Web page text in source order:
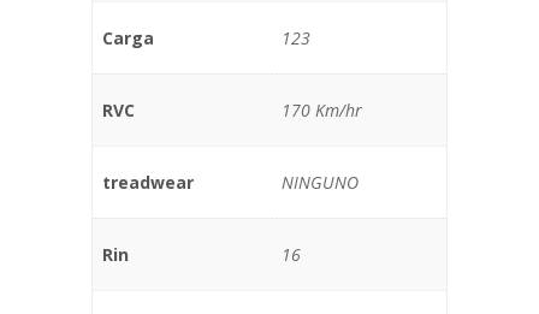
Carga 123
RVC 170 Km/hr
treadwear NINGUNO
Rin 16